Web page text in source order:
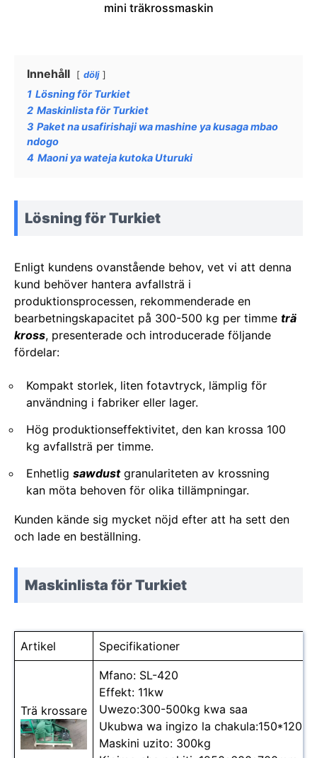
mini träkrossmaskin
Innehåll dölj
1 Lösning för Turkiet
2 Maskinlista för Turkiet
3 Paket na usafirishaji wa mashine ya kusaga mbao
ndogo
4 Maoni ya wateja kutoka Uturuki
Lösning för Turkiet
Enligt kundens ovanstående behov, vet vi att denna
kund behöver hantera avfallsträ i
produktionsprocessen, rekommenderade en
bearbetningskapacitet på 300-500 kg per timme trä
kross, presenterade och introducerade följande
fördelar:
Kompakt storlek, liten fotavtryck, lämplig för
användning i fabriker eller lager.
Hög produktionseffektivitet, den kan krossa 100
kg avfallsträ per timme.
Enhetlig sawdustgranulariteten av krossning
kan möta behoven för olika tillämpningar.
Kunden kände sig mycket nöjd efter att ha sett den
och lade en beställning.
Maskinlista för Turkiet
Artikel Specifikationer
Trä krossare
Mfano: SL-420
Effekt: 11kw
Uwezo:300-500kg kwa saa
Ukubwa wa ingizo la
Maskini uzito: 300kg